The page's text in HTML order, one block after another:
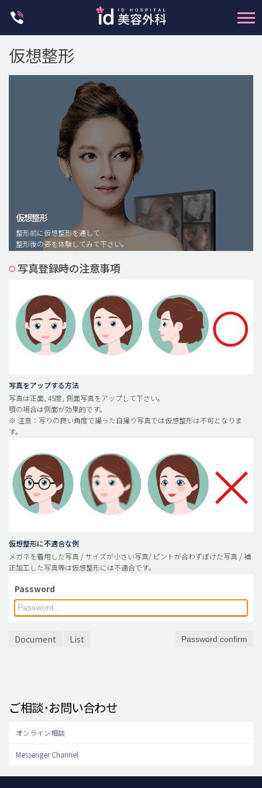
脂肪注入(アンチエイジング)
豊胸手術・バストアップ
プチ整形
メンズ整形
idリアルストーリー
idニュース
安全整形
料金一覧
ご相談のお問い合わせ
仮想整形
仮想整形
整形前に仮想整形を通して
整形後の姿を体験してみて下さい。
写真登録時の注意事項
写真をアップする方法
写真は正面, 45度, 側面写真をアップして下さい。
顎の場合は側面が効果的です。
※ 注意：写りの良い角度で撮った自撮り写真では仮想整形は不可となりま
す。
仮想整形に不適合な例
メガネを着用した写真 / サイズが小さい写真/ ピントが合わずぼけた写真 / 補
正加工した写真等は仮想整形には不適合です。
Password
Document List Password confirm
ご相談･お問い合わせ
オンライン相談
Messenger Channel